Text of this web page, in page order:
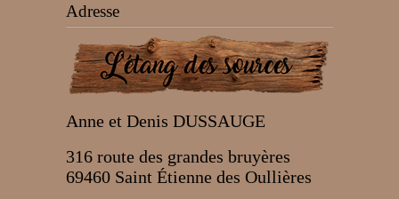
Adresse
Anne et Denis DUSSAUGE
316 route des grandes bruyères
69460 Saint Étienne des Oullières